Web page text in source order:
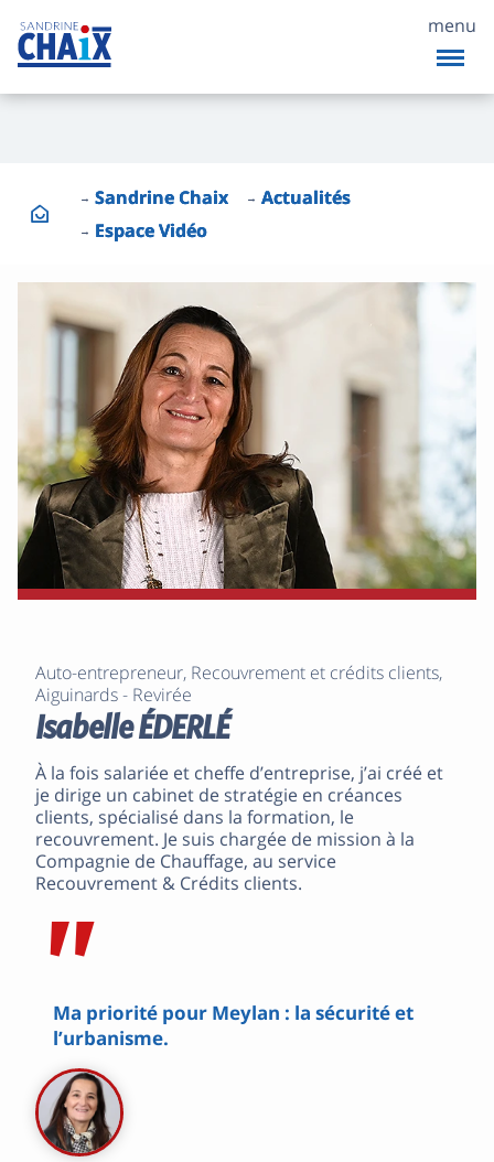
menu
Sandrine Chaix
Actualités
Espace Vidéo
Auto-entrepreneur, Recouvrement et crédits clients,
Aiguinards - Revirée
Isabelle ÉDERLÉ
À la fois salariée et cheffe d’entreprise, j’ai créé et
je dirige un cabinet de stratégie en créances
clients, spécialisé dans la formation, le
recouvrement. Je suis chargée de mission à la
Compagnie de Chauffage, au service
Recouvrement & Crédits clients.
"
Ma priorité pour Meylan : la sécurité et
l’urbanisme.